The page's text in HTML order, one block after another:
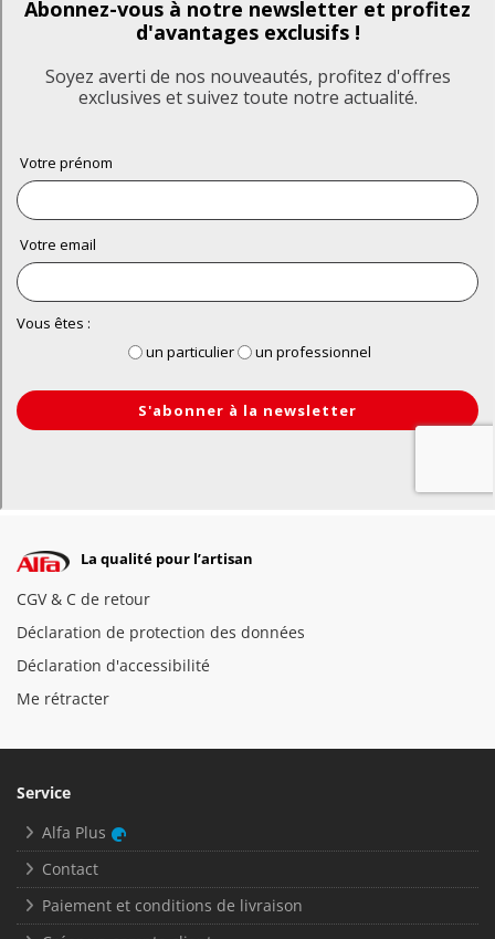
La qualité pour l’artisan
CGV & C de retour
Déclaration de protection des données
Déclaration d'accessibilité
Me rétracter
Service
Alfa Plus
Contact
Paiement et conditions de livraison